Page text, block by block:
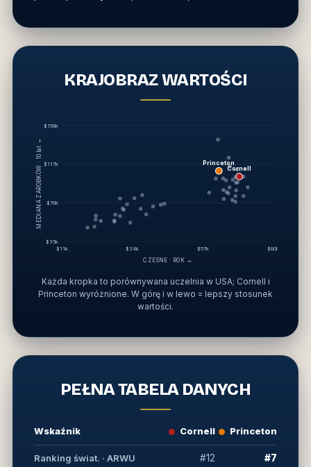
KRAJOBRAZ WARTOŚCI
$35k
$76k
$117k
$158k
$11k $34k $57k $80k
Cornell
Princeton
CZESNE · ROK →
MEDIANA ZAROBKÓW · 10 lat →
Każda kropka to porównywana uczelnia w USA; Cornell i
Princeton wyróżnione. W górę i w lewo = lepszy stosunek
wartości.
PEŁNA TABELA DANYCH
Wskaźnik Cornell Princeton
Ranking świat. · ARWU #12 #7